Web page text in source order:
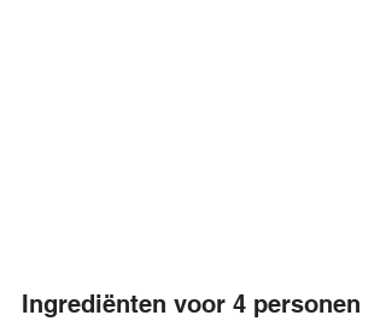
Ingrediënten voor 4 personen